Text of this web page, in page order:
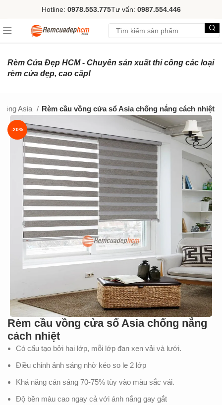
Hotline: 0978.553.775Tư vấn: 0987.554.446
Rèm Cửa Đẹp HCM - Chuyên sản xuất thi công các loại
rèm cửa đẹp, cao cấp!
Asia Rèm cầu vồng cửa sổ Asia chống nắng cách nhiệt
-20%
Rèm cầu vồng cửa sổ Asia chống nắng
cách nhiệt
Có cấu tạo bởi hai lớp, mỗi lớp đan xen vải và lưới.
Điều chỉnh ảnh sáng nhờ kéo so le 2 lớp
Khả năng cản sáng 70-75% tùy vào màu sắc vải.
Độ bền màu cao ngay cả với ánh nắng gay gắt